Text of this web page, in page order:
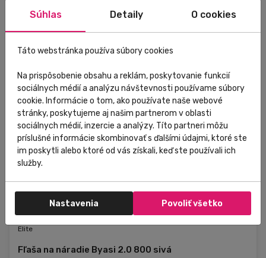
Skladom V predajni
Elite
Fľaša na náradie Byasi 2.0 800 sivá
Súhlas Detaily O cookies
Táto webstránka používa súbory cookies
Na prispôsobenie obsahu a reklám, poskytovanie funkcií
sociálnych médií a analýzu návštevnosti používame súbory
cookie. Informácie o tom, ako používate naše webové
stránky, poskytujeme aj našim partnerom v oblasti
sociálnych médií, inzercie a analýzy. Títo partneri môžu
príslušné informácie skombinovať s ďalšími údajmi, ktoré ste
im poskytli alebo ktoré od vás získali, keď ste používali ich
služby.
Nastavenia Povoliť všetko